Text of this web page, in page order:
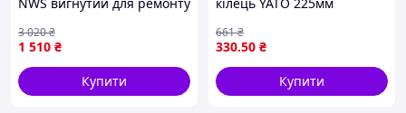
універсальний
1 510 ₴
3 020₴
Купити
ремонту авто та
обладнання
330.50 ₴
661₴
Купити